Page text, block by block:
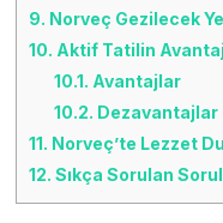
9. Norveç Gezilecek
10. Aktif Tatilin
10.1. Avantajlar
10.2. Dezavantajlar
11. Norveç’te Lezzet
12. Sıkça Sorulan